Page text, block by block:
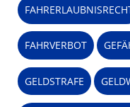
FAHRVERBOT
GELDSTRAFE